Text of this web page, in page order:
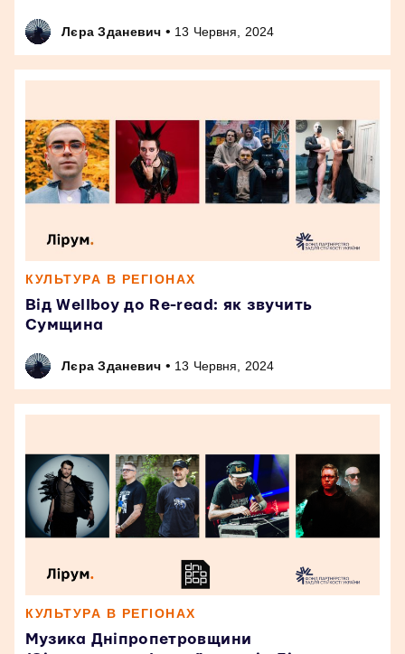
Лєра Зданевич • 13 Червня, 2024
КУЛЬТУРА В РЕГІОНАХ
Від Wellboy до Re-read: як звучить
Сумщина
Лєра Зданевич • 13 Червня, 2024
КУЛЬТУРА В РЕГІОНАХ
Музика Дніпропетровщини